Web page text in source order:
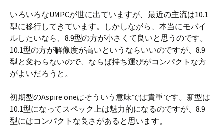
c
e
b
o
o
k
r
e
a
d
s
いろいろなUMPCが世に出ていますが、最近の主流は10.1
型に移行してきています。しかしながら、本当にモバイ
ルしたいなら、8.9型の方が小さくて良いと思うのです。
10.1型の方が解像度が高いというならいいのですが、8.9
型と変わらないので、ならば持ち運びがコンパクトな方
がよいだろうと。
初期型のAspire oneはそういう意味では貴重です。新型は
10.1型になってスペック上は魅力的になるのですが、8.9
型にはコンパクトな良さがあると思います。